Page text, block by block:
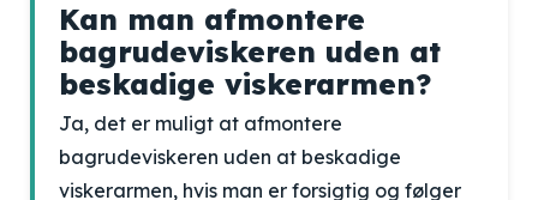
Kan man afmontere
bagrudeviskeren uden at
beskadige viskerarmen?
Ja, det er muligt at afmontere
bagrudeviskeren uden at beskadige
viskerarmen, hvis man er forsigtig og følger